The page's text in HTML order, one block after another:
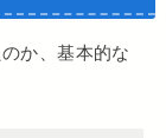
か、基本的な